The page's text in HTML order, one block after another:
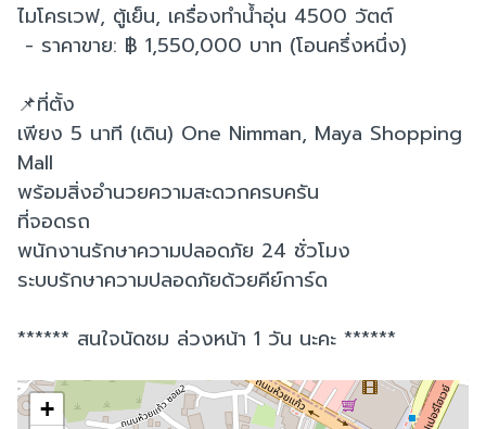
ไมโครเวฟ, ตู้เย็น, เครื่องทำน้ำอุ่น 4500 วัตต์
- ราคาขาย: ฿ 1,550,000 บาท (โอนครึ่งหนึ่ง)
📌ที่ตั้ง
เพียง 5 นาที (เดิน) One Nimman, Maya Shopping
Mall
พร้อมสิ่งอำนวยความสะดวกครบครัน
ที่จอดรถ
พนักงานรักษาความปลอดภัย 24 ชั่วโมง
ระบบรักษาความปลอดภัยด้วยคีย์การ์ด
****** สนใจนัดชม ล่วงหน้า 1 วัน นะคะ ******
+